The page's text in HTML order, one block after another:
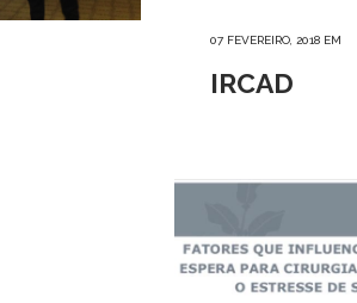
07 FEVEREIRO, 2018 EM
IRCAD